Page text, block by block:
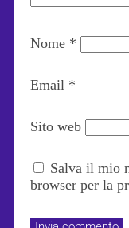
Nome *
Email *
Sito web
Salva il mio
browser per la